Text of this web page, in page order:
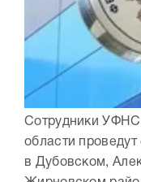
Сотрудники УФНС
области
в Дубовском,